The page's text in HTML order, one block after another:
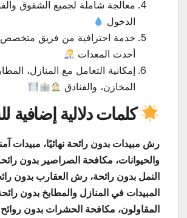
معالجة شاملة لجميع الشقوق
الدخول
خدمة احترافية من فريق متخصص
أحدث المعدات
إمكانية التعامل مع المنازل،
المخازن، والفنادق
كلمات دلالية إضافية
رش مبيدات بدون رائحة نهائيًا، مبيدات
والحيوانات، مكافحة الصراصير بدون
النمل بدون رائحة، رش العقارب بدون
المبيدات في المنازل والمطابخ بدون
المقاولون، مكافحة الحشرات بدون